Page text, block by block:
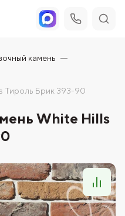
камень
Тироль Брик 393-90
White Hills